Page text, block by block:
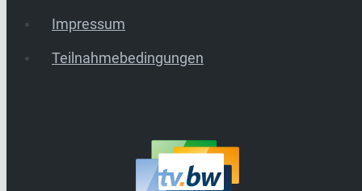
Impressum
Teilnahmebedingungen